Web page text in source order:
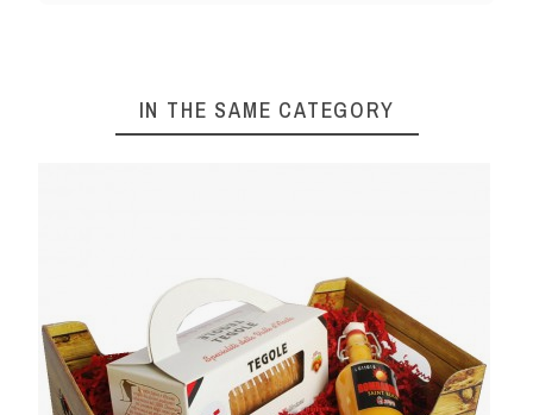
IN THE SAME CATEGORY